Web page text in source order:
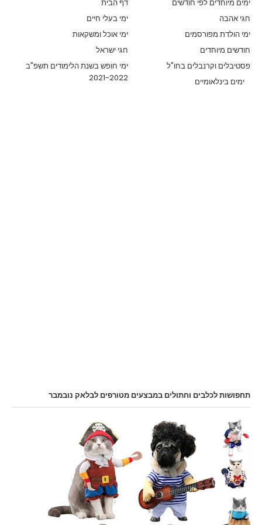
דף הבית
ימים מיוחדים לפי חודשים
ימי בעלי חיים
חגי אהבה
ימי אוכל ומשקאות
ימי הולדת מפורסמים
חגי ישראל
חודשים מיוחדים
ימי חופש בשנת הלימודים תשפ"ב
2021-2022
פסטיבלים וקרנבלים בחו"ל
ימים בינלאומיים
תחפושות לכלבים וחתולים במבצעים מטורפים לבלאק נובמבר